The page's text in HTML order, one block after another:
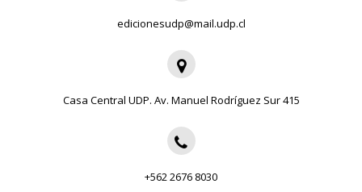
edicionesudp@mail.udp.cl
Casa Central UDP. Av. Manuel Rodríguez Sur 415
+562 2676 8030